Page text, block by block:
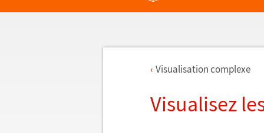
Visualisation complexe
Visualisez